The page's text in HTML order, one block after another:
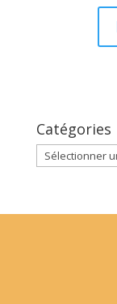
Catégories
Catégories